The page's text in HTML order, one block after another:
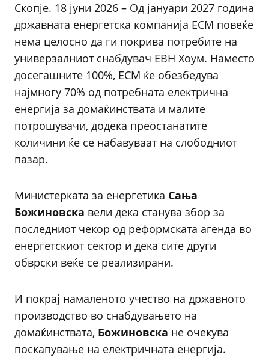
Скопје. 18 јуни 2026 – Од јануари 2027 година
државната енергетска компанија ЕСМ повеќе
нема целосно да ги покрива потребите на
универзалниот снабдувач ЕВН Хоум. Наместо
досегашните 100%, ЕСМ ќе обезбедува
најмногу 70% од потребната електрична
енергија за домаќинствата и малите
потрошувачи, додека преостанатите
количини ќе се набавуваат на слободниот
пазар.
Министерката за енергетика Сања
Божиновска вели дека станува збор за
последниот чекор од реформската агенда во
енергетскиот сектор и дека сите други
обврски веќе се реализирани.
И покрај намаленото учество на државното
производство во снабдувањето на
домаќинствата, Божиновска не очекува
поскапување на електричната енергија.